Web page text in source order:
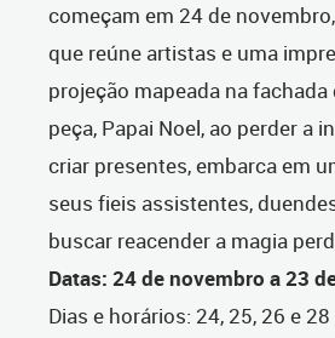
começam em 24 de
que reúne artistas e uma
projeção mapeada na fachada
peça, Papai Noel, ao perder a
criar presentes, embarca em
seus fieis assistentes,
buscar reacender a magia
Datas: 24 de novembro a 23
Dias e horários: 24, 25, 26 e